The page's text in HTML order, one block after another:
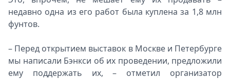
недавно одна из его работ была куплена за 1,8 млн
фунтов.
– Перед открытием выставок в Москве и Петербурге
мы написали Бэнкси об их проведении, предложили
ему поддержать их, – отметил организатор